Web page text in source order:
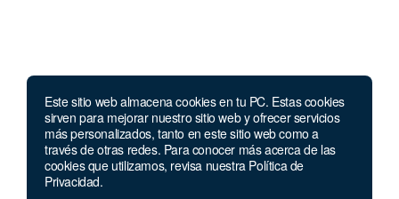
Este sitio web almacena cookies en tu PC. Estas cookies
sirven para mejorar nuestro sitio web y ofrecer servicios
más personalizados, tanto en este sitio web como a
través de otras redes. Para conocer más acerca de las
cookies que utilizamos, revisa nuestra Política de
Privacidad.
Llámanos
Lunes a viernes de 7:00 a.m. a 5:30 p.m. Sábados de 8 a.m
a 12 p.m.